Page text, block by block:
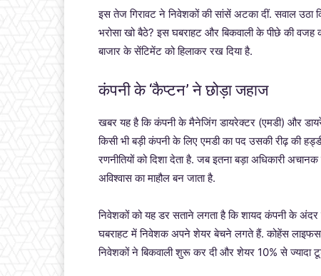
इस तेज गिरावट ने निवेशकों की सांसें अटका दीं. सवाल उठा
भरोसा खो बैठे? इस घबराहट और बिकवाली के पीछे की
बाजार के सेंटिमेंट को हिलाकर रख दिया है.
कंपनी के ‘कैप्टन’ ने छोड़ा जहाज
खबर यह है कि कंपनी के मैनेजिंग डायरेक्टर (एमडी) और
किसी भी बड़ी कंपनी के लिए एमडी का पद उसकी रीढ़ की
रणनीतियों को दिशा देता है. जब इतना बड़ा अधिकारी
अविश्वास का माहौल बन जाता है.
निवेशकों को यह डर सताने लगता है कि शायद कंपनी के अंदर
घबराहट में निवेशक अपने शेयर बेचने लगते हैं. कोहेंस
निवेशकों ने बिकवाली शुरू कर दी और शेयर 10% से ज्यादा